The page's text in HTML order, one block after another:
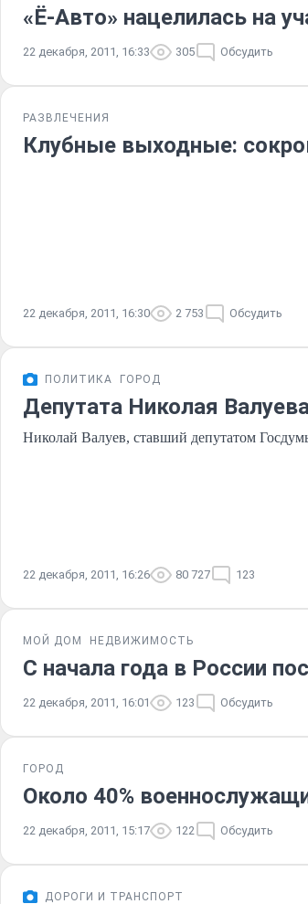
«Ё-Авто» нацелилась на
22 декабря, 2011, 16:33 305 Обсудить
РАЗВЛЕЧЕНИЯ
Клубные выходные:
22 декабря, 2011, 16:30 2 753 Обсудить
ПОЛИТИКА ГОРОД
Депутата Николая
Николай Валуев, ставший депутатом
22 декабря, 2011, 16:26 80 727 123
МОЙ ДОМ НЕДВИЖИМОСТЬ
С начала года в России
22 декабря, 2011, 16:01 123 Обсудить
ГОРОД
Около 40%
22 декабря, 2011, 15:17 122 Обсудить
ДОРОГИ И ТРАНСПОРТ